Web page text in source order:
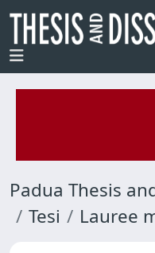
Padua Thesis
Tesi
Lauree